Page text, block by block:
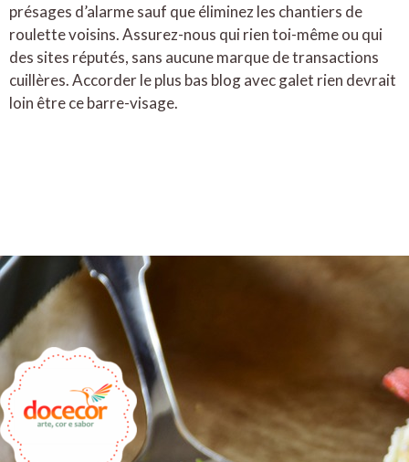
présages d’alarme sauf que éliminez les chantiers de
roulette voisins. Assurez-nous qui rien toi-même ou qui
des sites réputés, sans aucune marque de transactions
cuillères. Accorder le plus bas blog avec galet rien devrait
loin être ce barre-visage.